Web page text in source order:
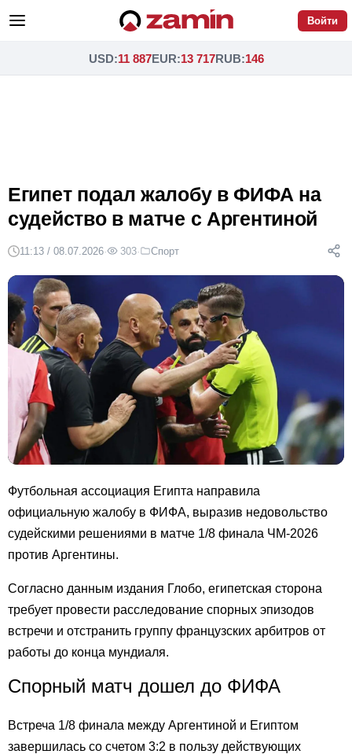
Войти
USD:11 887EUR:13 717RUB:146
Египет подал жалобу в ФИФА на
судейство в матче с Аргентиной
11:13 / 08.07.2026· 303· Спорт
Футбольная ассоциация Египта направила
официальную жалобу в ФИФА, выразив недовольство
судейскими решениями в матче 1/8 финала ЧМ-2026
против Аргентины.
Согласно данным издания Глобо, египетская сторона
требует провести расследование спорных эпизодов
встречи и отстранить группу французских арбитров от
работы до конца мундиаля.
Спорный матч дошел до ФИФА
Встреча 1/8 финала между Аргентиной и Египтом
завершилась со счетом 3:2 в пользу действующих